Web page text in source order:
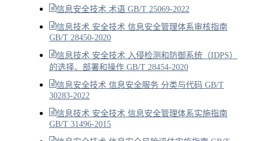
信息安全技术 术语 GB/T 25069-2022
信息技术 安全技术 信息安全管理体系审核指南
GB/T 28450-2020
信息技术 安全技术 入侵检测和防御系统（IDPS）
的选择、部署和操作 GB/T 28454-2020
信息安全技术 信息安全服务 分类与代码 GB/T
30283-2022
信息技术 安全技术 信息安全管理体系实施指南
GB/T 31496-2015